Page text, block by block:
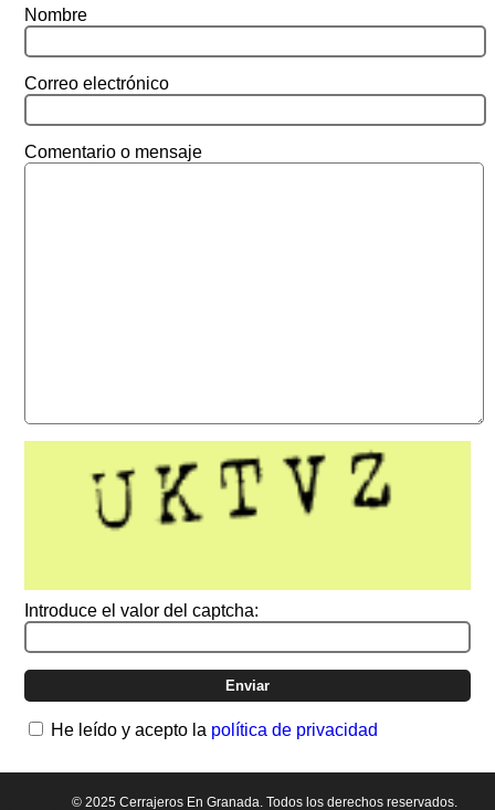
Nombre
Correo electrónico
Comentario o mensaje
Introduce el valor del captcha:
He leído y acepto la política de privacidad
© 2025 Cerrajeros En Granada. Todos los derechos reservados.